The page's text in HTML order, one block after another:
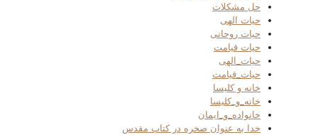
حل مشکلات
حیات الهی
حیات روحانی
حیات قیامت
حیات_الهی
حیات_قیامت
خانه و کلیسا
خانه_و_کلیسا
خانواده_و_ایمان
خدا به عنوان صخره در کتاب مقدس